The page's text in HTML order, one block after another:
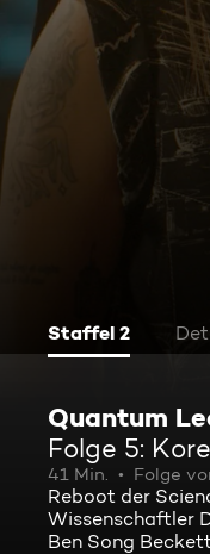
Staffel 2
Quantum
Folge 5:
41 Min. Folge
Reboot der
Wissenschaftler
Ben Song